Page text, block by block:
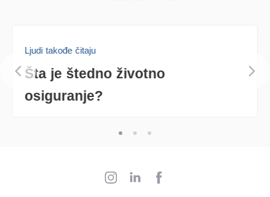
Ljudi takođe čitaju
Šta je štedno životno
osiguranje?